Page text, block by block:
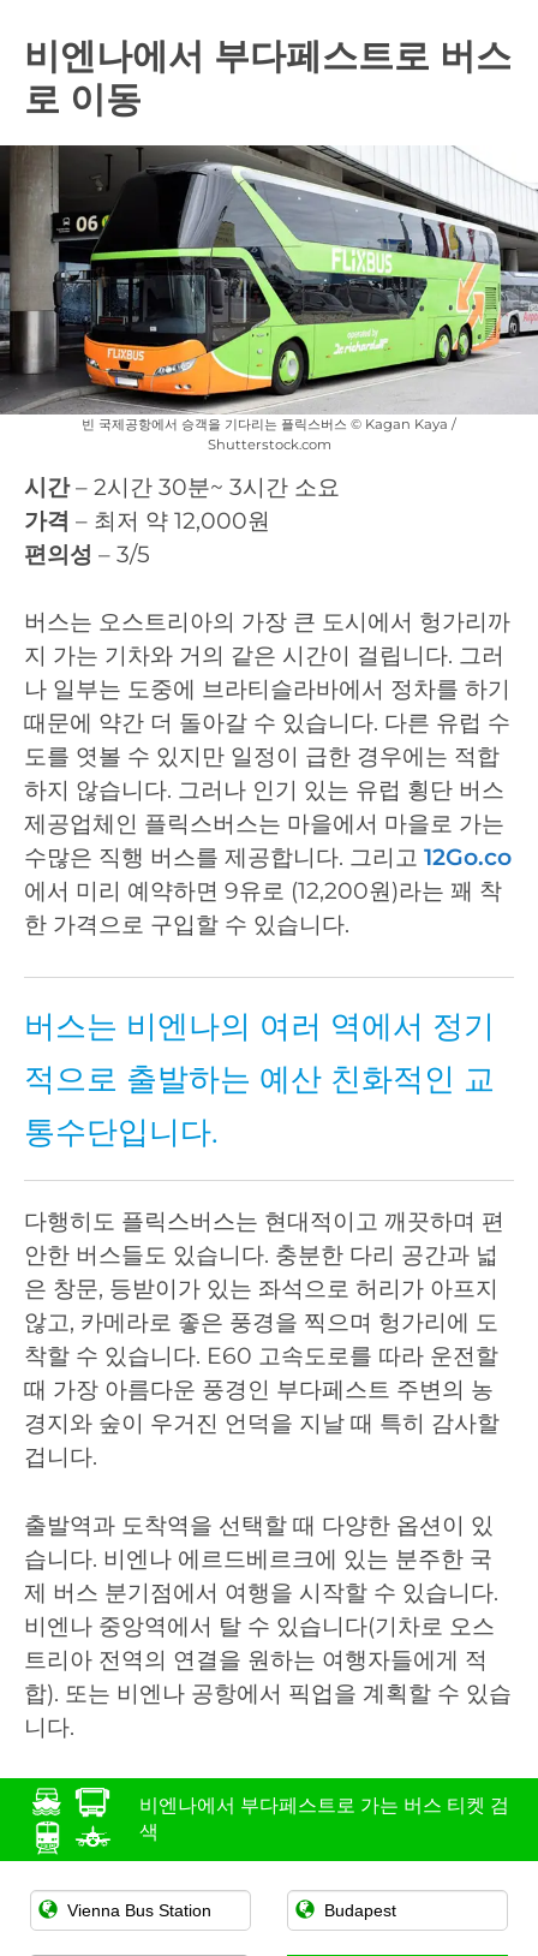
비엔나에서 부다페스트로 버스
로 이동
빈 국제공항에서 승객을 기다리는 플릭스버스 © Kagan Kaya /
Shutterstock.com
시간– 2시간 30분~ 3시간 소요
가격 – 최저 약 12,000원
편의성 – 3/5
버스는 오스트리아의 가장 큰 도시에서 헝가리까
지 가는 기차와 거의 같은 시간이 걸립니다. 그러
나 일부는 도중에 브라티슬라바에서 정차를 하기
때문에 약간 더 돌아갈 수 있습니다. 다른 유럽 수
도를 엿볼 수 있지만 일정이 급한 경우에는 적합
하지 않습니다. 그러나 인기 있는 유럽 횡단 버스
제공업체인 플릭스버스는 마을에서 마을로 가는
수많은 직행 버스를 제공합니다. 그리고 12Go.co
에서 미리 예약하면 9유로 (12,200원)라는 꽤 착
한 가격으로 구입할 수 있습니다.
버스는 비엔나의 여러 역에서 정기
적으로 출발하는 예산 친화적인 교
통수단입니다.
다행히도 플릭스버스는 현대적이고 깨끗하며 편
안한 버스들도 있습니다. 충분한 다리 공간과 넓
은 창문, 등받이가 있는 좌석으로 허리가 아프지
않고, 카메라로 좋은 풍경을 찍으며 헝가리에 도
착할 수 있습니다. E60 고속도로를 따라 운전할
때 가장 아름다운 풍경인 부다페스트 주변의 농
경지와 숲이 우거진 언덕을 지날 때 특히 감사할
겁니다.
출발역과 도착역을 선택할 때 다양한 옵션이 있
습니다. 비엔나 에르드베르크에 있는 분주한 국
제 버스 분기점에서 여행을 시작할 수 있습니다.
비엔나 중앙역에서 탈 수 있습니다(기차로 오스
트리아 전역의 연결을 원하는 여행자들에게 적
합). 또는 비엔나 공항에서 픽업을 계획할 수 있습
니다.
비엔나에서 부다페스트로 가는 버스 티켓 검
색